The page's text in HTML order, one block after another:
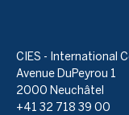
CIES - International
Avenue DuPeyrou 1
2000 Neuchâtel
+41 32 718 39 00